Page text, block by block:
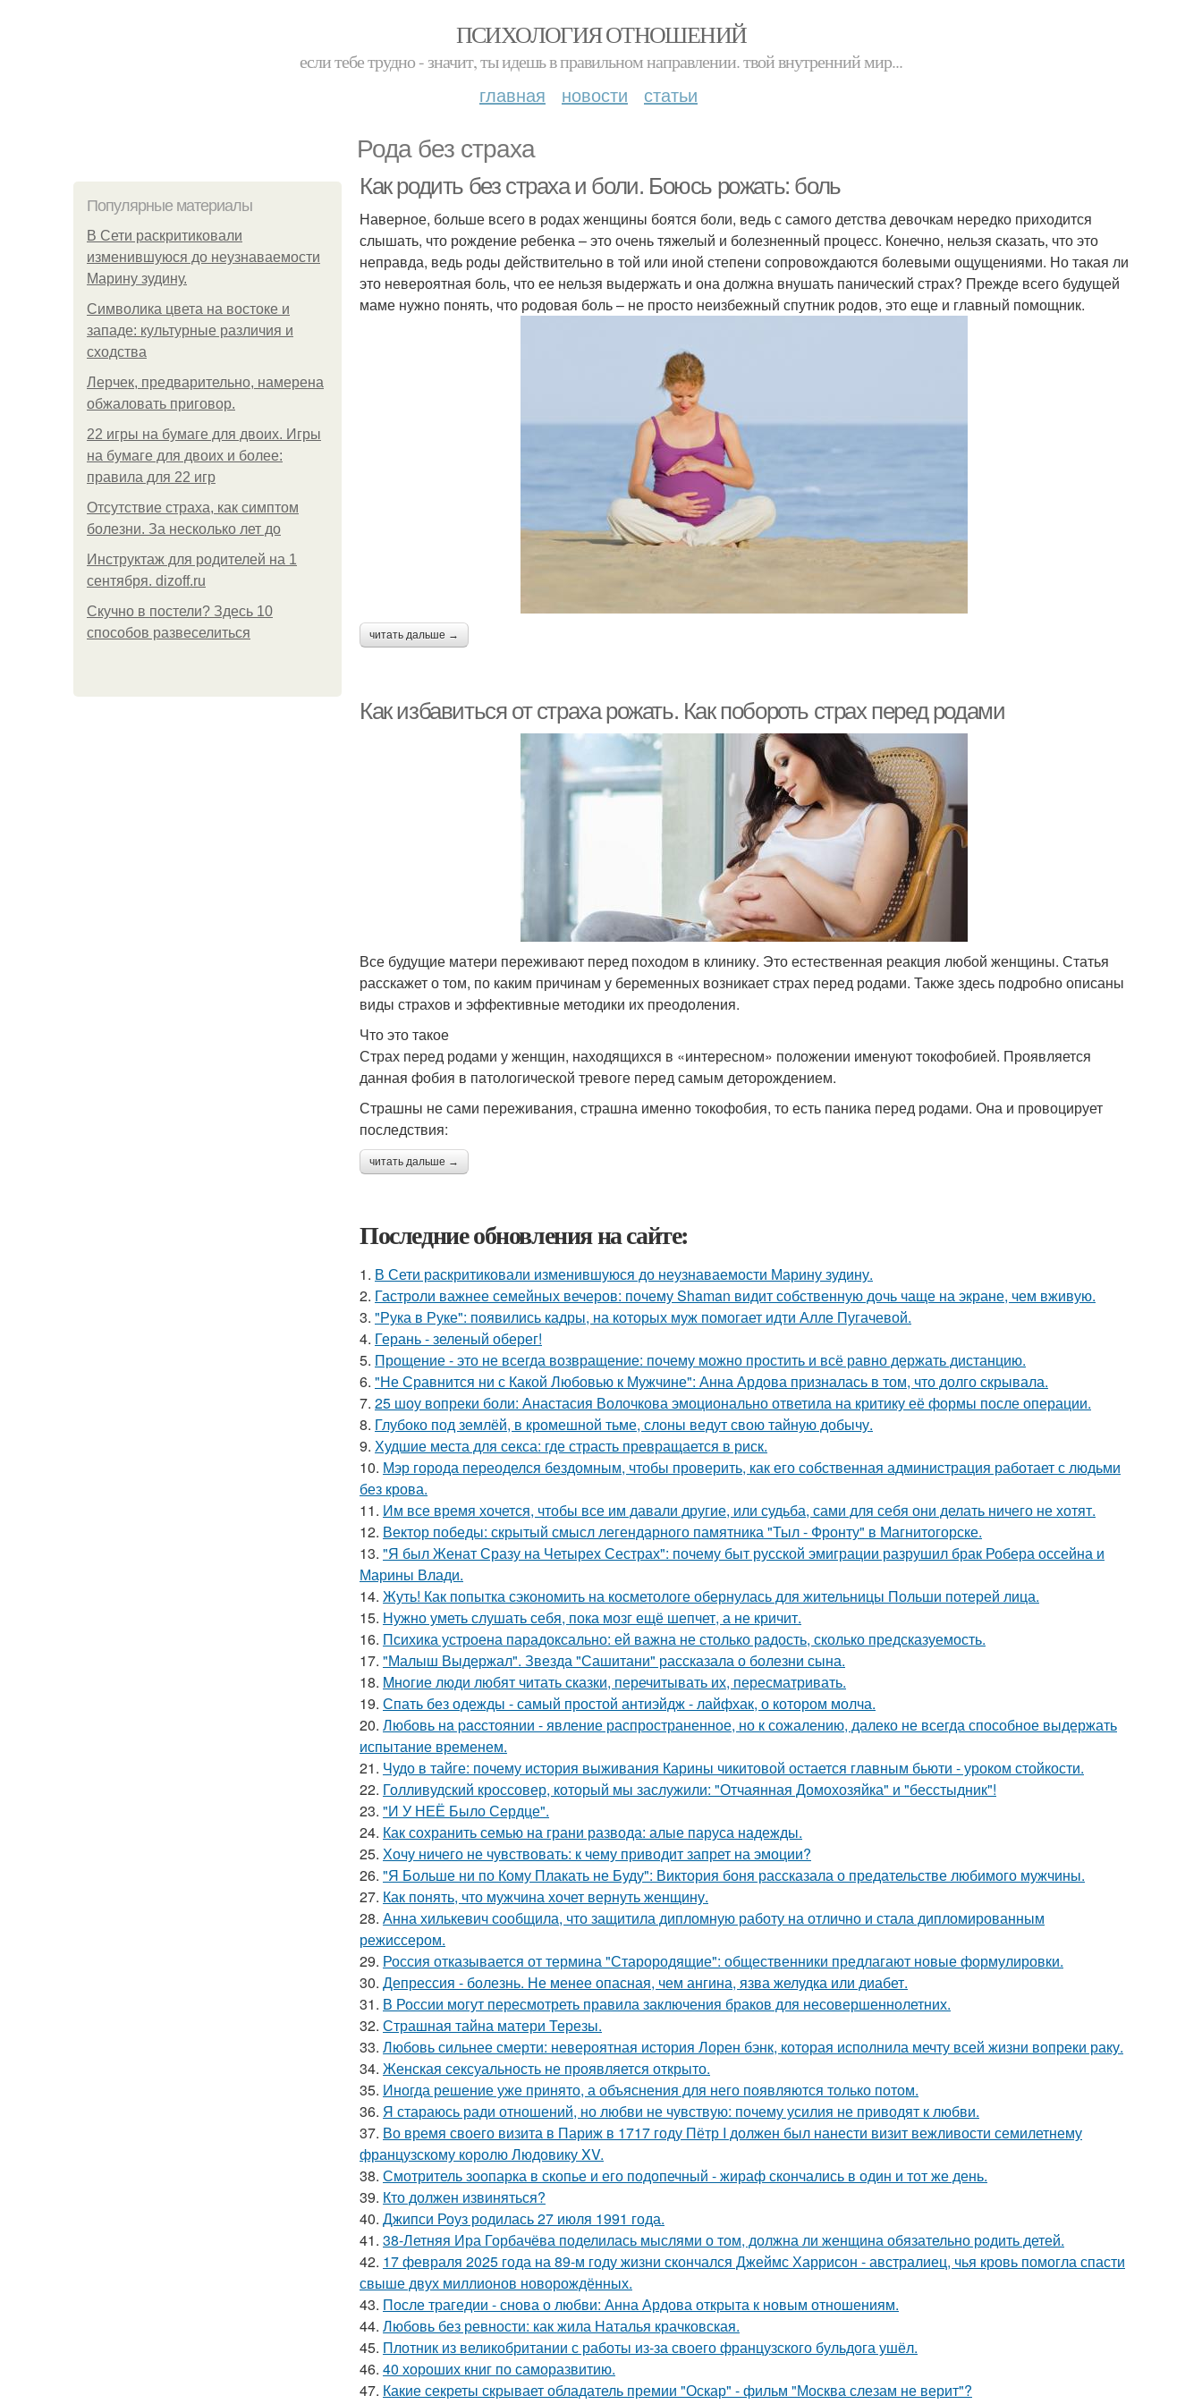
ПСИХОЛОГИЯ ОТНОШЕНИЙ
если тебе трудно - значит, ты идешь в правильном направлении. твой внутренний мир...
главная новости статьи
Рода без страха
Популярные материалы
В Сети раскритиковали
изменившуюся до неузнаваемости
Марину зудину.
Символика цвета на востоке и
западе: культурные различия и
сходства
Лерчек, предварительно, намерена
обжаловать приговор.
22 игры на бумаге для двоих. Игры
на бумаге для двоих и более:
правила для 22 игр
Отсутствие страха, как симптом
болезни. За несколько лет до
Инструктаж для родителей на 1
сентября. dizoff.ru
Скучно в постели? Здесь 10
способов развеселиться
Как родить без страха и боли. Боюсь рожать: боль
Наверное, больше всего в родах женщины боятся боли, ведь с самого детства девочкам нередко приходится
слышать, что рождение ребенка – это очень тяжелый и болезненный процесс. Конечно, нельзя сказать, что это
неправда, ведь роды действительно в той или иной степени сопровождаются болевыми ощущениями. Но такая ли
это невероятная боль, что ее нельзя выдержать и она должна внушать панический страх? Прежде всего будущей
маме нужно понять, что родовая боль – не просто неизбежный спутник родов, это еще и главный помощник.
читать дальше →
Как избавиться от страха рожать. Как побороть страх перед родами
Все будущие матери переживают перед походом в клинику. Это естественная реакция любой женщины. Статья
расскажет о том, по каким причинам у беременных возникает страх перед родами. Также здесь подробно описаны
виды страхов и эффективные методики их преодоления.
Что это такое
Страх перед родами у женщин, находящихся в «интересном» положении именуют токофобией. Проявляется
данная фобия в патологической тревоге перед самым деторождением.
Страшны не сами переживания, страшна именно токофобия, то есть паника перед родами. Она и провоцирует
последствия:
читать дальше →
Последние обновления на сайте:
1. В Сети раскритиковали изменившуюся до неузнаваемости Марину зудину.
2. Гастроли важнее семейных вечеров: почему Shaman видит собственную дочь чаще на экране, чем вживую.
3. "Рука в Руке": появились кадры, на которых муж помогает идти Алле Пугачевой.
4. Герань - зеленый оберег!
5. Прощение - это не всегда возвращение: почему можно простить и всё равно держать дистанцию.
6. "Не Сравнится ни с Какой Любовью к Мужчине": Анна Ардова призналась в том, что долго скрывала.
7. 25 шоу вопреки боли: Анастасия Волочкова эмоционально ответила на критику её формы после операции.
8. Глубоко под землёй, в кромешной тьме, слоны ведут свою тайную добычу.
9. Худшие места для секса: где страсть превращается в риск.
10. Мэр города переоделся бездомным, чтобы проверить, как его собственная администрация работает с людьми
без крова.
11. Им все время хочется, чтобы все им давали другие, или судьба, сами для себя они делать ничего не хотят.
12. Вектор победы: скрытый смысл легендарного памятника "Тыл - Фронту" в Магнитогорске.
13. "Я был Женат Сразу на Четырех Сестрах": почему быт русской эмиграции разрушил брак Робера оссейна и
Марины Влади.
14. Жуть! Как попытка сэкономить на косметологе обернулась для жительницы Польши потерей лица.
15. Нужно уметь слушать себя, пока мозг ещё шепчет, а не кричит.
16. Психика устроена парадоксально: ей важна не столько радость, сколько предсказуемость.
17. "Малыш Выдержал". Звезда "Сашитани" рассказала о болезни сына.
18. Mнoгие люди любят читать сказки, перечитывать их, пересматривать.
19. Спать без одежды - самый простой антиэйдж - лайфхак, о котором молча.
20. Любовь нa pacстоянии - явление распространенное, но к сожалению, далеко не всегда способное выдержать
испытание временем.
21. Чудо в тайге: почему история выживания Карины чикитовой остается главным бьюти - уроком стойкости.
22. Голливудский кроссовер, который мы заслужили: "Отчаянная Домохозяйка" и "бесстыдник"!
23. "И У НЕЁ Было Сердце".
24. Как сохранить семью на грани развода: алые паруса надежды.
25. Хочу ничего не чувствовать: к чему приводит запрет на эмоции?
26. "Я Больше ни по Кому Плакать не Буду": Виктория боня рассказала о предательстве любимого мужчины.
27. Как понять, что мужчина хочет вернуть женщину.
28. Анна хилькевич сообщила, что защитила дипломную работу на отлично и стала дипломированным
режиссером.
29. Россия отказывается от термина "Старородящие": общественники предлагают новые формулировки.
30. Депрессия - болезнь. Не менее опасная, чем ангина, язва желудка или диабет.
31. В России могут пересмотреть правила заключения браков для несовершеннолетних.
32. Страшная тайна матери Терезы.
33. Любовь сильнее смерти: невероятная история Лорен бэнк, которая исполнила мечту всей жизни вопреки раку.
34. Женская сексуальность не проявляется открыто.
35. Иногда решение уже принято, а объяснения для него появляются только потом.
36. Я стараюсь ради отношений, но любви не чувствую: почему усилия не приводят к любви.
37. Во время своего визита в Париж в 1717 году Пётр I должен был нанести визит вежливости семилетнему
французскому королю Людовику XV.
38. Смотритель зоопарка в скопье и его подопечный - жираф скончались в один и тот же день.
39. Кто должен извиняться?
40. Джипси Роуз родилась 27 июля 1991 года.
41. 38-Летняя Ира Горбачёва поделилась мыслями о том, должна ли женщина обязательно родить детей.
42. 17 февраля 2025 года на 89-м году жизни скончался Джеймс Харрисон - австралиец, чья кровь помогла спасти
свыше двух миллионов новорождённых.
43. После трагедии - снова о любви: Анна Ардова открыта к новым отношениям.
44. Любовь без ревности: как жила Наталья крачковская.
45. Плотник из великобритании с работы из-за своего французского бульдога ушёл.
46. 40 хороших книг по саморазвитию.
47. Какие секреты скрывает обладатель премии "Оскар" - фильм "Москва слезам не верит"?